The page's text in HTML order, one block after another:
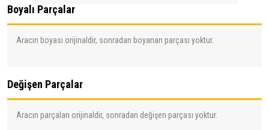
Boyalı Parçalar
Aracın boyası orijinaldir, sonradan boyanan parçası yoktur.
Değişen Parçalar
Aracın parçaları orijinaldir, sonradan değişen parçası yoktur.